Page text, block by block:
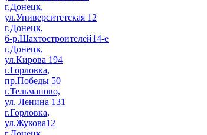
г.Донецк,
ул.Университетская 12
г.Донецк,
б-р.Шахтостроителей14-е
г.Донецк,
ул.Кирова 194
г.Горловка,
пр.Победы 50
г.Тельманово,
ул. Ленина 131
г.Горловка,
ул.Жукова12